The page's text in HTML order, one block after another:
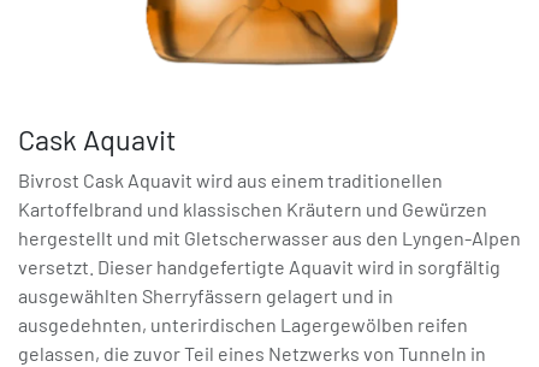
Cask Aquavit
Bivrost Cask Aquavit wird aus einem traditionellen
Kartoffelbrand und klassischen Kräutern und Gewürzen
hergestellt und mit Gletscherwasser aus den Lyngen-Alpen
versetzt. Dieser handgefertigte Aquavit wird in sorgfältig
ausgewählten Sherryfässern gelagert und in
ausgedehnten, unterirdischen Lagergewölben reifen
gelassen, die zuvor Teil eines Netzwerks von Tunneln in